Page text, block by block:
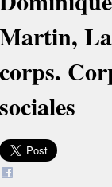
Martin,
corps.
sociales